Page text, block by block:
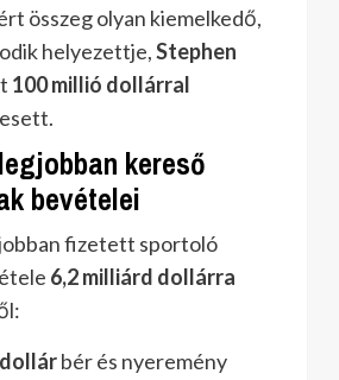
összeg olyan kiemelkedő,
helyezettje,Stephen
100 millió dollárral
kereső
bevételei
fizetett sportoló
6,2 milliárd dollárra
bér és nyeremény